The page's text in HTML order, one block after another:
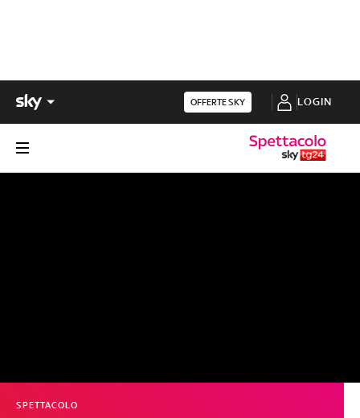
OFFERTE SKY LOGIN
SPETTACOLO